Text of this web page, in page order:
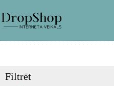
Filtrēt